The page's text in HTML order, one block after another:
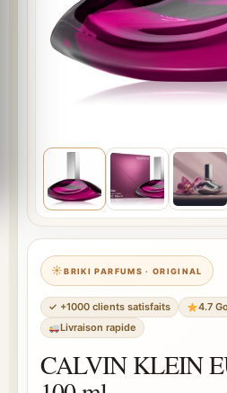
BRIKI PARFUMS · ORIGINAL
✓ +1000 clients satisfaits
4.7
Livraison rapide
CALVIN KLEIN